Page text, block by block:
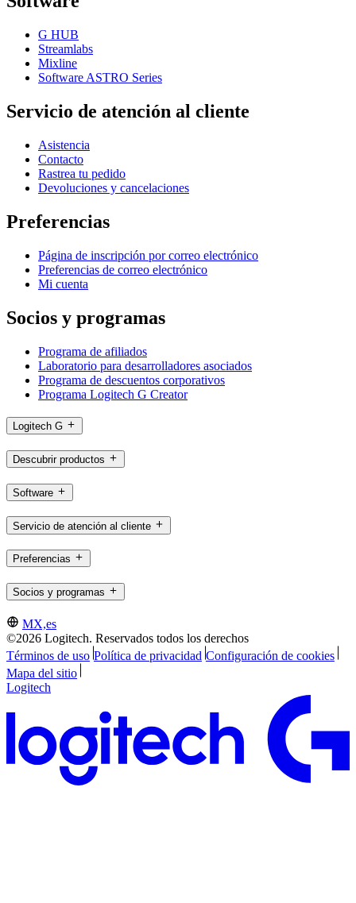
G HUB
Streamlabs
Mixline
Software ASTRO Series
Servicio de atención al cliente
Asistencia
Contacto
Rastrea tu pedido
Devoluciones y cancelaciones
Preferencias
Página de inscripción por correo electrónico
Preferencias de correo electrónico
Mi cuenta
Socios y programas
Programa de afiliados
Laboratorio para desarrolladores asociados
Programa de descuentos corporativos
Programa Logitech G Creator
Logitech G
Descubrir productos
Software
Servicio de atención al cliente
Preferencias
Socios y programas
MX,es
©2026 Logitech. Reservados todos los derechos
Términos de uso Política de privacidad Configuración de cookies
Mapa del sitio
Logitech